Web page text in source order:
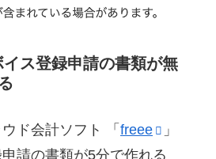
イス登録申請の書類が無
ド会計ソフト 「 freee
」
請の書類が5分で作れる